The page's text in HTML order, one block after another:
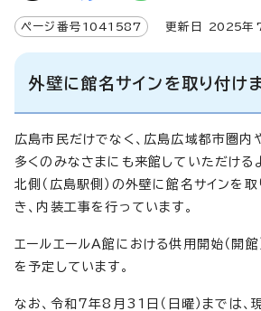
ページ番号 1041587 更新日 2025年
外壁に館名サインを取り付けま
広島市民だけでなく、広島広域都市圏内
多くのみなさまにも来館していただける
北側（広島駅側）の外壁に館名サインを
き、内装工事を行っています。
エールエールA館における供用開始（開館
を予定しています。
なお、令和7年8月31日（日曜）までは、